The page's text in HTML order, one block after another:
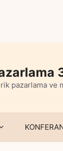
pazarlama ve